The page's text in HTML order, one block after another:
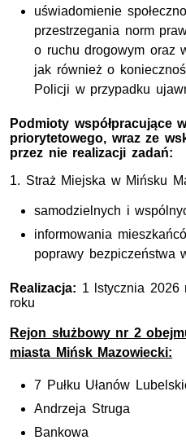
uświadomienie
przestrzegania norm
o ruchu drogowym oraz
jak również o
Policji w przypadku
Podmioty współpracujące
priorytetowego, wraz ze
przez nie realizacji zadań:
1. Straż Miejska w Mińsku
samodzielnych i
informowania
poprawy bezpiczeństwa
Realizacja: 1 lstycznia
roku
Rejon służbowy nr 2
miasta Mińsk Mazowiecki:
7 Pułku
Andrzeja